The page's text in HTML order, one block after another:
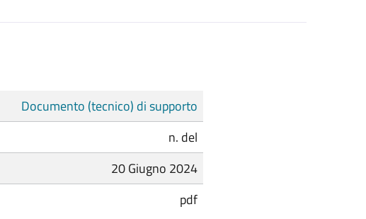
Documento (tecnico) di supporto
n. del
20 Giugno 2024
pdf